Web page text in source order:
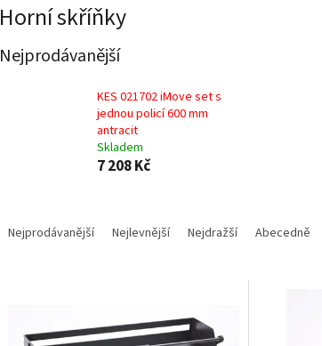
Horní skříňky
Nejprodávanější
KES 021702 iMove set s
jednou policí 600 mm
antracit
Skladem
7 208 Kč
Nejprodávanější Nejlevnější Nejdražší Abecedně